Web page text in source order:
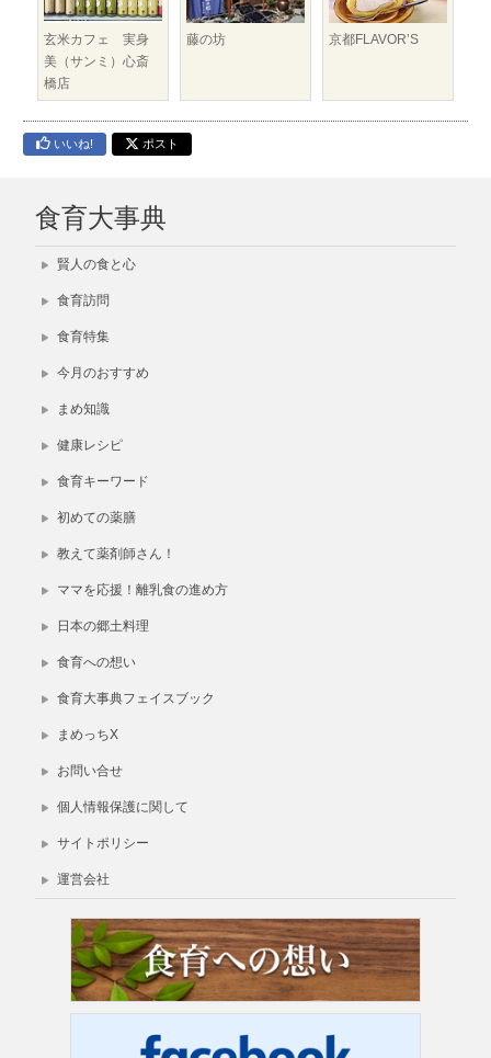
玄米カフェ 実身
美（サンミ）心斎
橋店
藤の坊 京都FLAVOR’S
いいね! ポスト
食育大事典
賢人の食と心
食育訪問
食育特集
今月のおすすめ
まめ知識
健康レシピ
食育キーワード
初めての薬膳
教えて薬剤師さん！
ママを応援！離乳食の進め方
日本の郷土料理
食育への想い
食育大事典フェイスブック
まめっちX
お問い合せ
個人情報保護に関して
サイトポリシー
運営会社